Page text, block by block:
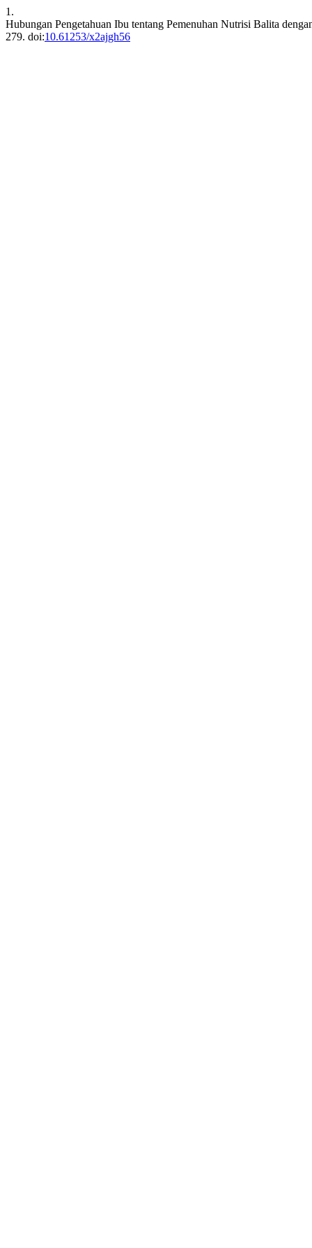
1.
Hubungan Pengetahuan Ibu tentang Pemenuhan Nutrisi Balita
279. doi:10.61253/x2ajgh56